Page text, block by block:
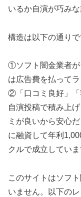
いるか自演が巧みな
構造は以下の通りで
①ソフト闇金業者が
は広告費を払って
②「口コミ良好」「
自演投稿で積み上
ミが良いから安心
に融資して年利
クルで成立していま
このサイトはソフ
いません。以下の